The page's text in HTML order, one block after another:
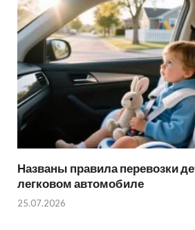
Названы правила перевозки
легковом автомобиле
25.07.2026